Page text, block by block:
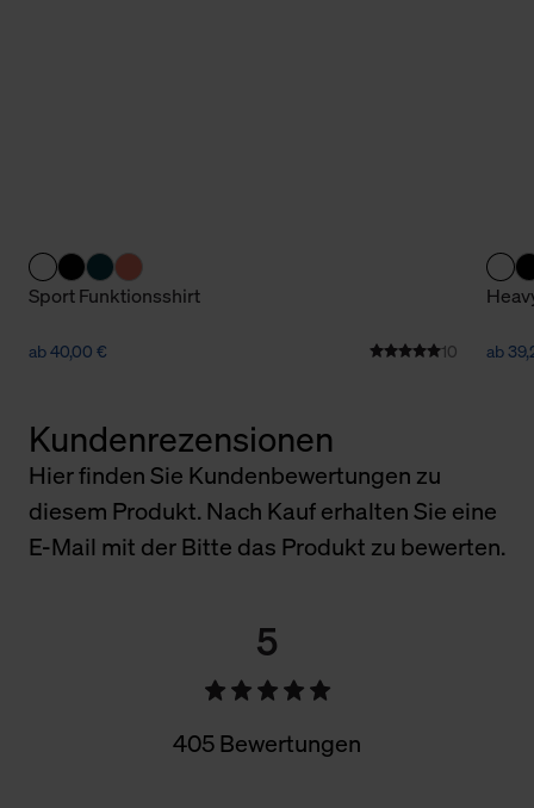
Sport Funktionsshirt
ab 40,00 € 10 ab
Kundenrezensionen
Hier finden Sie Kundenbewertungen zu
diesem Produkt. Nach Kauf erhalten Sie eine
E-Mail mit der Bitte das Produkt zu bewerten.
5
405 Bewertungen